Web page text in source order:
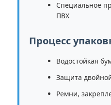
Специальное
ПВХ
Процесс
Водостойкая
Защита
Ремни,